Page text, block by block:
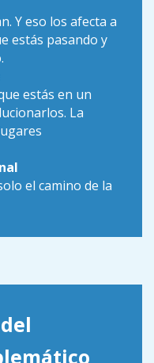
Y eso los afecta a
estás pasando y
estás en un
La
el camino de la